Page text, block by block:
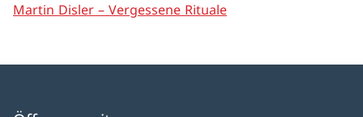
Martin Disler – Vergessene Rituale